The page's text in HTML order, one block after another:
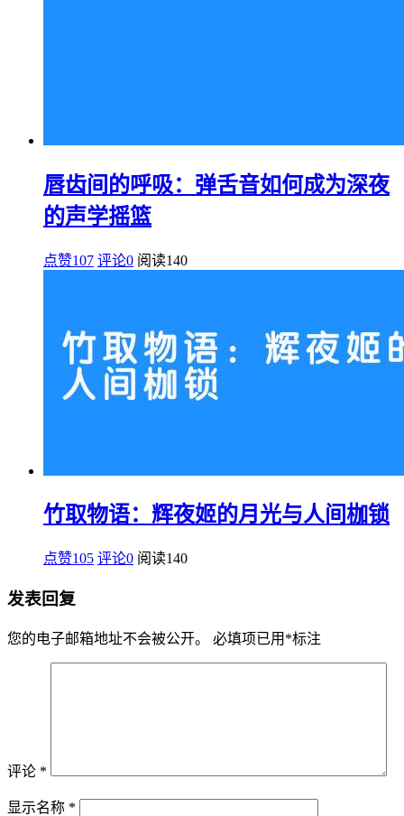
唇齿间的呼吸：弹舌音如何成为深夜
的声学摇篮
点赞107 评论0 阅读140
竹取物语：辉夜姬的月光与人间枷锁
点赞105 评论0 阅读140
发表回复
您的电子邮箱地址不会被公开。 必填项已用 *标注
评论 *
显示名称 *